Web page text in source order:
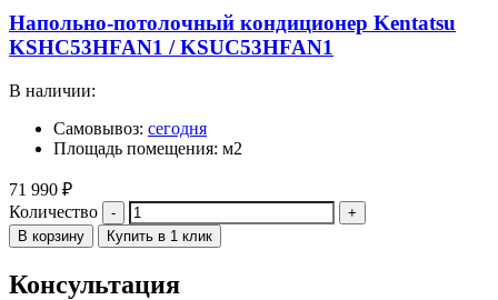
Напольно-потолочный кондиционер Kentatsu
KSHC53HFAN1 / KSUC53HFAN1
В наличии:
Самовывоз: сегодня
Площадь помещения: м2
71 990 ₽
Количество
В корзину Купить в 1 клик
Консультация